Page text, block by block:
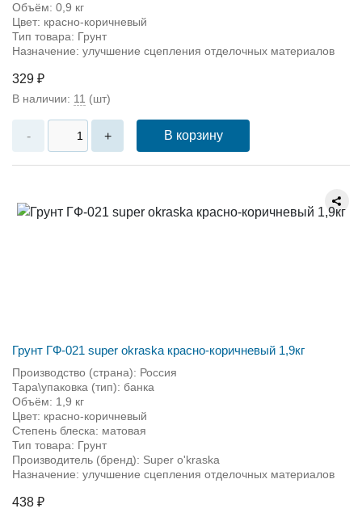
Объём: 0,9 кг
Цвет: красно-коричневый
Тип товара: Грунт
Назначение: улучшение сцепления отделочных материалов
329 ₽
В наличии: 11 (шт)
- + В корзину
Грунт ГФ-021 super okraska красно-коричневый 1,9кг
Производство (страна): Россия
Тара\упаковка (тип): банка
Объём: 1,9 кг
Цвет: красно-коричневый
Степень блеска: матовая
Тип товара: Грунт
Производитель (бренд): Super o'kraska
Назначение: улучшение сцепления отделочных материалов
438 ₽